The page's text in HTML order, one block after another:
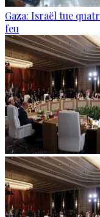
Gaza: Israël tue
feu